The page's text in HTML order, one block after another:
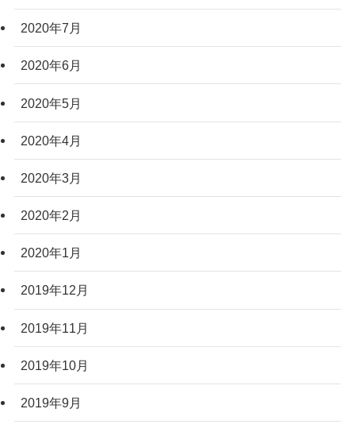
2020年7月
2020年6月
2020年5月
2020年4月
2020年3月
2020年2月
2020年1月
2019年12月
2019年11月
2019年10月
2019年9月